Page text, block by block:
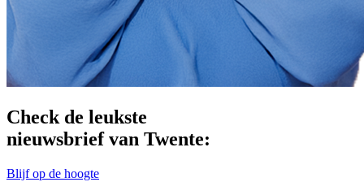
Check de leukste
nieuwsbrief van Twente:
Blijf op de hoogte